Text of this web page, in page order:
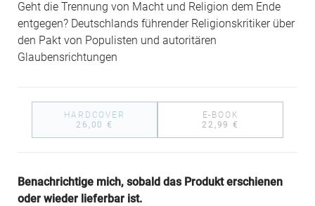
Geht die Trennung von Macht und Religion dem Ende
entgegen? Deutschlands führender Religionskritiker über
den Pakt von Populisten und autoritären
Glaubensrichtungen
HARDCOVER
26,00 €
E-BOOK
22,99 €
Benachrichtige mich, sobald das Produkt erschienen
oder wieder lieferbar ist.